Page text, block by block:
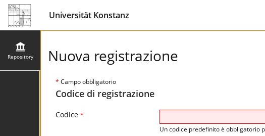
Universität Konstanz
Repository Nuova registrazione
* Campo obbligatorio
Codice di registrazione
Codice *
Un codice predefinito è obbligatorio